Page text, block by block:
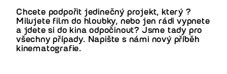
Chcete podpořit jedinečný projekt, který ?
Milujete film do hloubky, nebo jen rádi vypnete
a jdete si do kina odpočinout? Jsme tady pro
všechny případy. Napište s námi nový příběh
kinematografie.